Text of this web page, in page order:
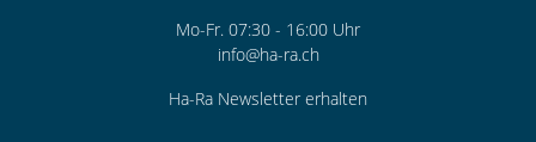
Mo-Fr. 07:30 - 16:00 Uhr
info@ha-ra.ch
Ha-Ra Newsletter erhalten